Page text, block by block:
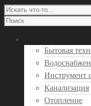
Бытовая
Инструмент
Канализация
Отопление